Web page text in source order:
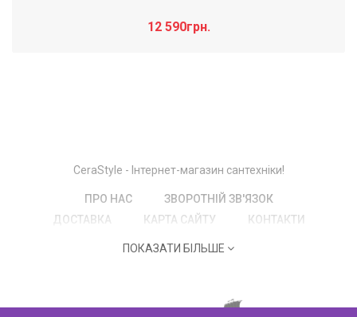
12 590грн.
CeraStyle - Інтернет-магазин сантехніки!
ПРО НАС
ЗВОРОТНІЙ ЗВ'ЯЗОК
ДОСТАВКА
КАРТА САЙТУ КОНТАКТИ
ПОКАЗАТИ БІЛЬШЕ